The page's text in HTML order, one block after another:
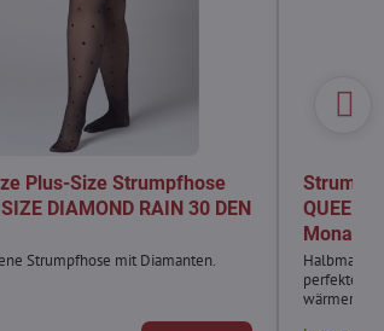
Plus-Size Strumpfhose
DIAMOND RAIN 30 DEN
Strumpfhose mit Diamanten.
QUEEN
Mona
Halbmatte
perfekte
wärmeren